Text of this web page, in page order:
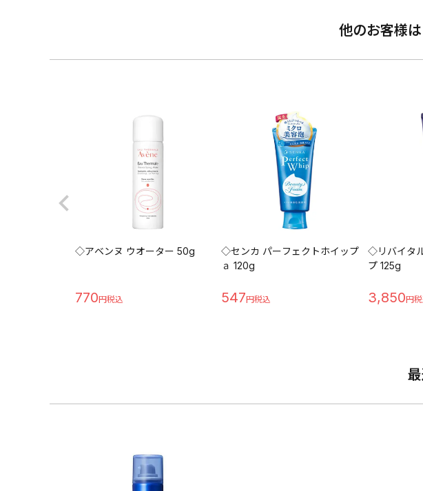
他のお客様
◇アベンヌ ウオーター 50g
770
◇センカ パーフェクトホイップ
ａ 120g
547
◇リバイタ
プ 125g
3,850